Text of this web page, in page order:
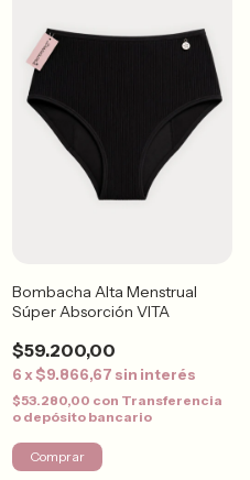
Bombacha Alta Menstrual
Súper Absorción VITA
$59.200,00
6 x$9.866,67 sin interés
$53.280,00 con Transferencia
o depósito bancario
Comprar